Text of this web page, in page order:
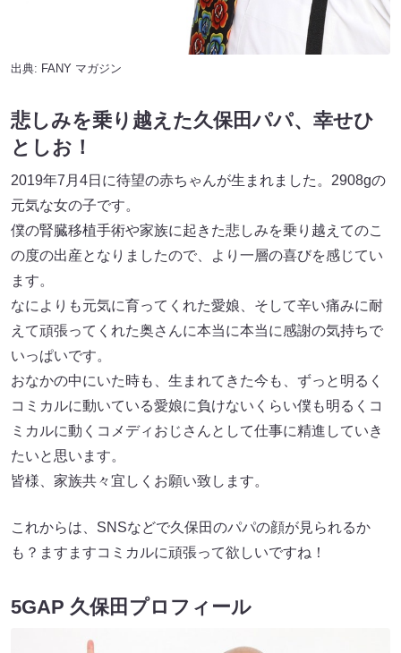
出典: FANY マガジン
悲しみを乗り越えた久保田パパ、幸せひ
としお！
2019年7月4日に待望の赤ちゃんが生まれました。2908gの
元気な女の子です。
僕の腎臓移植手術や家族に起きた悲しみを乗り越えてのこ
の度の出産となりましたので、より一層の喜びを感じてい
ます。
なによりも元気に育ってくれた愛娘、そして辛い痛みに耐
えて頑張ってくれた奥さんに本当に本当に感謝の気持ちで
いっぱいです。
おなかの中にいた時も、生まれてきた今も、ずっと明るく
コミカルに動いている愛娘に負けないくらい僕も明るくコ
ミカルに動くコメディおじさんとして仕事に精進していき
たいと思います。
皆様、家族共々宜しくお願い致します。
これからは、SNSなどで久保田のパパの顔が見られるか
も？ますますコミカルに頑張って欲しいですね！
5GAP 久保田プロフィール